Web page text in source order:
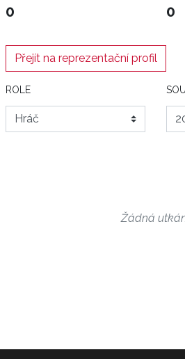
0 0
Přejít na reprezentační profil
ROLE
Žádná